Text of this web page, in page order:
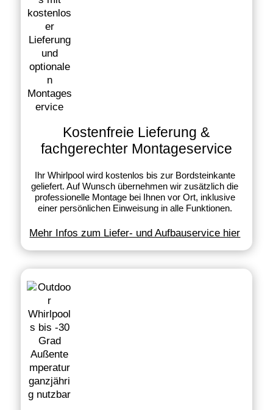
Kostenfreie Lieferung &
fachgerechter Montageservice
Ihr Whirlpool wird kostenlos bis zur Bordsteinkante
geliefert. Auf Wunsch übernehmen wir zusätzlich die
professionelle Montage bei Ihnen vor Ort, inklusive
einer persönlichen Einweisung in alle Funktionen.
Mehr Infos zum Liefer- und Aufbauservice hier